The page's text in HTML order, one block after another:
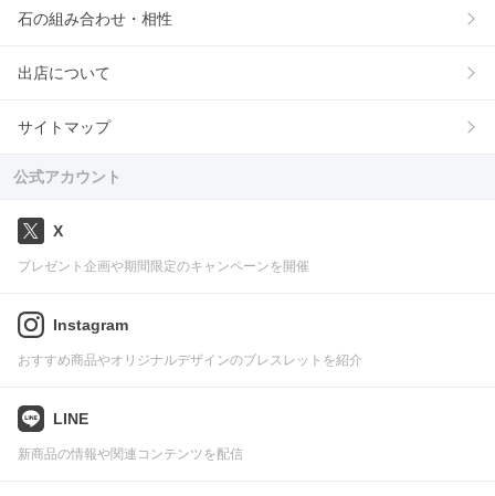
石の組み合わせ・相性
出店について
サイトマップ
公式アカウント
X
プレゼント企画や期間限定のキャンペーンを開催
Instagram
おすすめ商品やオリジナルデザインのブレスレットを紹介
LINE
新商品の情報や関連コンテンツを配信